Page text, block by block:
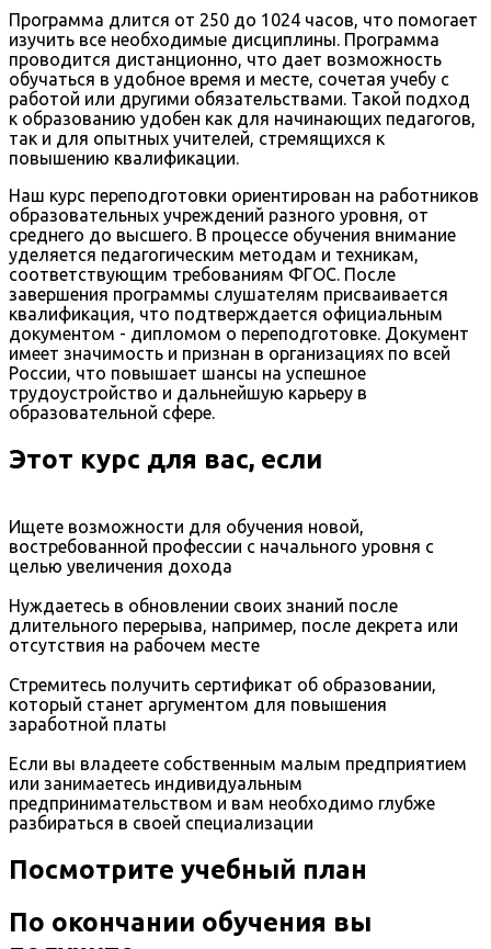
Программа длится от 250 до 1024 часов, что помогает
изучить все необходимые дисциплины. Программа
проводится дистанционно, что дает возможность
обучаться в удобное время и месте, сочетая учебу с
работой или другими обязательствами. Такой подход
к образованию удобен как для начинающих педагогов,
так и для опытных учителей, стремящихся к
повышению квалификации.
Наш курс переподготовки ориентирован на работников
образовательных учреждений разного уровня, от
среднего до высшего. В процессе обучения внимание
уделяется педагогическим методам и техникам,
соответствующим требованиям ФГОС. После
завершения программы слушателям присваивается
квалификация, что подтверждается официальным
документом - дипломом о переподготовке. Документ
имеет значимость и признан в организациях по всей
России, что повышает шансы на успешное
трудоустройство и дальнейшую карьеру в
образовательной сфере.
Этот курс для вас, если
Ищете возможности для обучения новой,
востребованной профессии с начального уровня с
целью увеличения дохода
Нуждаетесь в обновлении своих знаний после
длительного перерыва, например, после декрета или
отсутствия на рабочем месте
Стремитесь получить сертификат об образовании,
который станет аргументом для повышения
заработной платы
Если вы владеете собственным малым предприятием
или занимаетесь индивидуальным
предпринимательством и вам необходимо глубже
разбираться в своей специализации
Посмотрите учебный план
По окончании обучения вы